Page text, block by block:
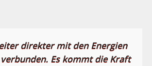
direkter mit den Energien
Es kommt die Kraft